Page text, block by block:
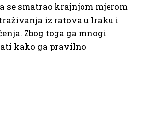
se smatrao krajnjom mjerom
iz ratova u Iraku i
Zbog toga ga mnogi
kako ga pravilno